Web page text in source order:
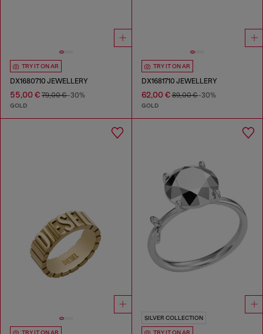
TRY IT ON AR
DX1680710 JEWELLERY
55,00 € 79,00 €-30%
GOLD
TRY IT ON AR
DX1681710 JEWELLERY
62,00 €89,00 €-30%
GOLD
SILVER COLLECTION